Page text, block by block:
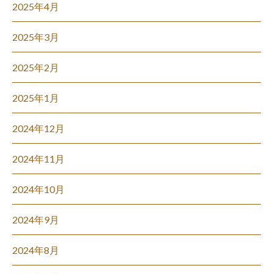
2025年4月
2025年3月
2025年2月
2025年1月
2024年12月
2024年11月
2024年10月
2024年9月
2024年8月